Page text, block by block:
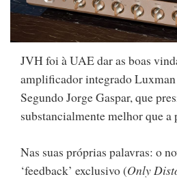
JVH foi à UAE dar as boas
amplificador integrado
Segundo Jorge Gaspar, que
substancialmente melhor que a
Nas suas próprias palavras: o
‘feedback’ exclusivo (Only